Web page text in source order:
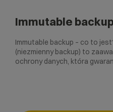
Immutable
Immutable backup – co to
(niezmienny backup) to
ochrony danych, która